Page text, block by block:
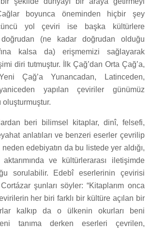
Çağlar boyunca öneminden hiçbir şey
yol çeviri ise başka kültürlere
(ne kadar doğrudan olduğu
kalsa da) erişmemizi sağlayarak
diri tutmuştur. İlk Çağ’dan Orta Çağ’a,
Çağ’a Yunancadan, Latinceden,
yapılan çeviriler günümüz
oluşturmuştur.
beri bilimsel kitaplar, dinî, felsefi,
anlatıları ve benzeri eserler çevrilip
edebiyatın da bu listede yer aldığı,
ve kültürlerarası iletişimde
sorulabilir. Edebî eserlerinin çevirisi
şunları söyler: “Kitaplarım onca
her biri farklı bir kültüre açılan bir
kalkıp da o ülkenin okurları beni
tanıma derken eserleri çevrilen,